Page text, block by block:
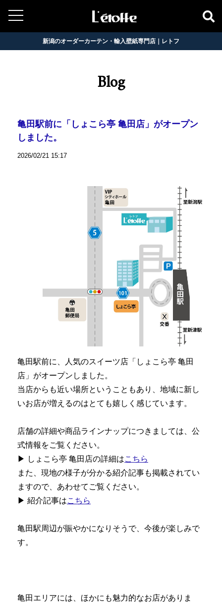
新潟のオーダーカーテン・輸入壁紙専門店｜レトフ
Blog
亀田駅前に「しょこら亭 亀田店」がオープン
しました。
2026/02/21 15:17
亀田駅前に、人気のスイーツ店「しょこら亭 亀田
店」がオープンしました。
当店からも近い場所ということもあり、地域に新し
いお店が増えるのはとても嬉しく感じています。
店舗の詳細や商品ラインナップにつきましては、公
式情報をご覧ください。
▶︎ しょこら亭 亀田店の詳細はこちら
また、現地の様子が分かる紹介記事も掲載されてい
ますので、あわせてご覧ください。
▶︎ 紹介記事はこちら
亀田駅周辺が賑やかになりそうで、今後が楽しみで
す。
亀田エリアには、ほかにも魅力的なお店がありま